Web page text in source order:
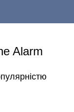
Alarm